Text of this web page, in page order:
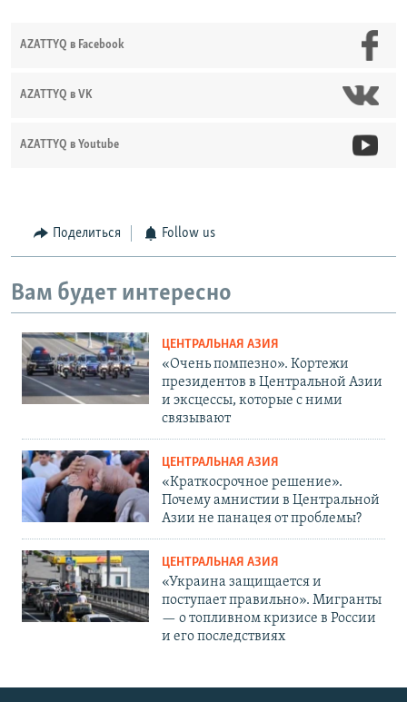
AZATTYQ в Facebook
AZATTYQ в VK
AZATTYQ в Youtube
Поделиться Follow us
Вам будет интересно
ЦЕНТРАЛЬНАЯ АЗИЯ
«Очень помпезно». Кортежи
президентов в Центральной Азии
и эксцессы, которые с ними
связывают
ЦЕНТРАЛЬНАЯ АЗИЯ
«Краткосрочное решение».
Почему амнистии в Центральной
Азии не панацея от проблемы?
ЦЕНТРАЛЬНАЯ АЗИЯ
«Украина защищается и
поступает правильно». Мигранты
— о топливном кризисе в России
и его последствиях